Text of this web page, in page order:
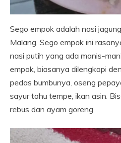
Sego empok adalah nasi
Malang. Sego empok ini
nasi putih yang ada manis-
empok, biasanya dilengkapi
pedas bumbunya, oseng
sayur tahu tempe, ikan asin.
rebus dan ayam goreng